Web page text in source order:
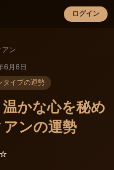
ログイン
×
アン
6月6日
タイプの運勢
かな心を秘め
ンの運勢
⭐️